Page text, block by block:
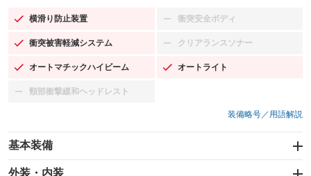
横滑り防止装置
：装備あり 衝突安全ボディ
：装備なし
衝突被害軽減システム
：装備あり クリアランスソナー
：装備なし
オートマチックハイビーム
：装備あり オートライト
：装備あり
頸部衝撃緩和ヘッドレスト
：装備なし
装備略号／用語解説
基本装備
エアバッグ：運転席/助手席
外装・内装